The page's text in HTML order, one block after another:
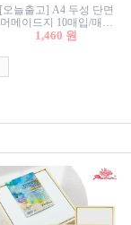
[오늘출고] A4 두성 단면
머메이드지 10매입/매직
터치/색지/색상지/색복사
칼라색지/고급복사지
1,460 원